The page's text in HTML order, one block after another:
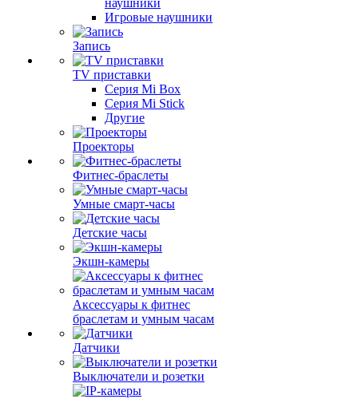
наушники
Игровые наушники
Запись
TV приставки
Серия Mi Box
Серия Mi Stick
Другие
Проекторы
Фитнес-браслеты
Умные смарт-часы
Детские часы
Экшн-камеры
Аксессуары к фитнес
браслетам и умным часам
Датчики
Выключатели и розетки